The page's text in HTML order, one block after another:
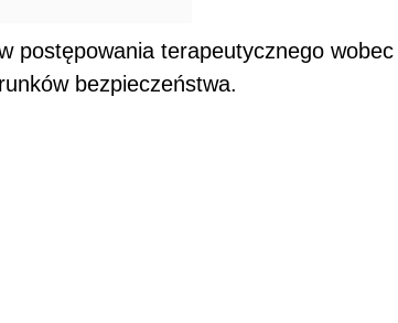
postępowania terapeutycznego wobec
bezpieczeństwa.